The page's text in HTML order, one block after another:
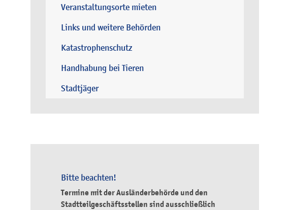
Veranstaltungsorte mieten
Links und weitere Behörden
Katastrophenschutz
Handhabung bei Tieren
Stadtjäger
Bitte beachten!
Termine mit der Ausländerbehörde und den
Stadtteilgeschäftsstellen sind ausschließlich